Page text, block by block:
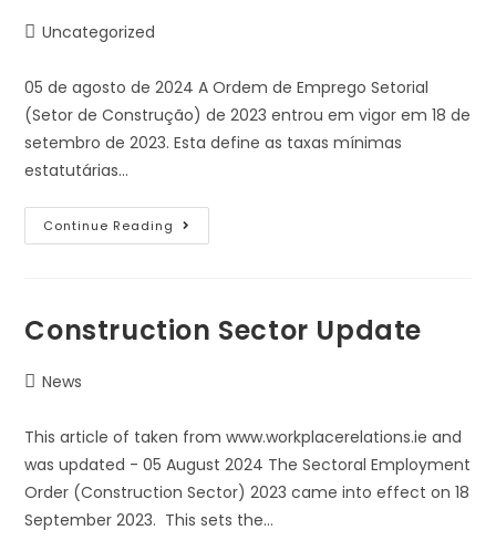
Uncategorized
05 de agosto de 2024 A Ordem de Emprego Setorial
(Setor de Construção) de 2023 entrou em vigor em 18 de
setembro de 2023. Esta define as taxas mínimas
estatutárias…
Continue Reading
Construction Sector Update
News
This article of taken from www.workplacerelations.ie and
was updated - 05 August 2024 The Sectoral Employment
Order (Construction Sector) 2023 came into effect on 18
September 2023. This sets the…